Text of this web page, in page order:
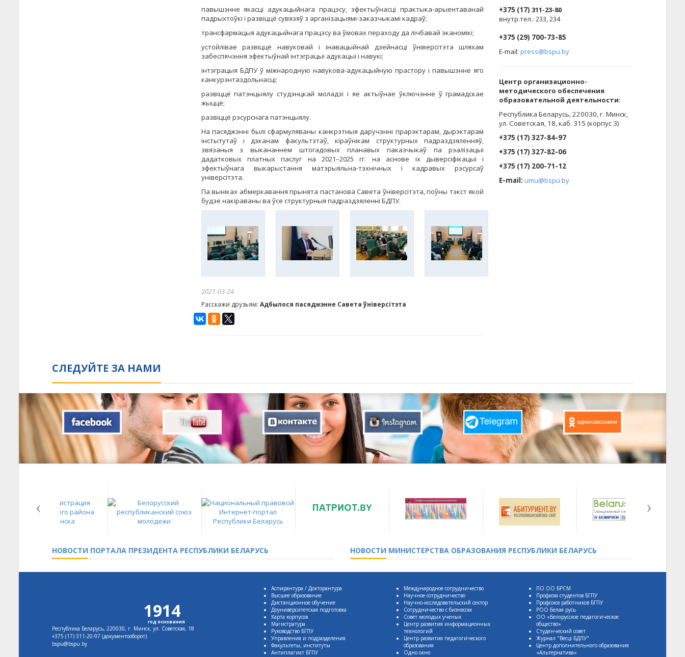
павышэнне якасці адукацыйнага працэсу, эфектыўнасці практыка-арыентаванай
падрыхтоўкі і развіццё сувязяў з арганізацыямі-заказчыкамі кадраў;
трансфармацыя адукацыйнага працэсу ва ўмовах пераходу да лічбавай эканомікі;
устойлівае развіццё навуковай і інавацыйнай дзейнасці ўніверсітэта шляхам
забеспячэння эфектыўнай інтэграцыі адукацыі і навукі;
інтэграцыя БДПУ ў міжнародную навукова-адукацыйную прастору і павышэнне яго
канкурэнтаздольнасці;
развіццё патэнцыялу студэнцкай моладзі і яе актыўнае ўключэнне ў грамадскае
жыццё;
развіццё рэсурснага патэнцыялу.
На пасяджэнні былі сфармуляваны канкрэтныя даручэнні прарэктарам, дырэктарам
інстытутаў і дэканам факультэтаў, кіраўнікам структурных падраздзяленняў,
звязаныя з выкананнем штогадовых планавых паказчыкаў па рэалізацыі
дадатковых платных паслуг на 2021–2025 гг. на аснове іх дыверсіфікацыі і
эфектыўнага выкарыстання матэрыяльна-тэхнічных і кадравых рэсурсаў
універсітэта.
Па выніках абмеркавання прынята пастанова Савета ўніверсітэта, поўны тэкст якой
будзе накіраваны ва ўсе структурныя падраздзяленні БДПУ.
2021-03-24
Расскажи друзьям: Адбылося пасяджэнне Савета ўніверсітэта
+375 (17) 311-23-80
внутр.тел.: 233, 234
+375 (29) 700-73-85
E-mail:press@bspu.by
Центр организационно-
методического обеспечения
образовательной деятельности:
Республика Беларусь, 220030, г. Минск,
ул. Советская, 18, каб. 315 (корпус 3)
+375 (17) 327-84-97
+375 (17) 327-82-06
+375 (17) 200-71-12
E-mail:umu@bspu.by
СЛЕДУЙТЕ ЗА НАМИ
НОВОСТИ ПОРТАЛА ПРЕЗИДЕНТА РЕСПУБЛИКИ БЕЛАРУСЬ НОВОСТИ МИНИСТЕРСТВА ОБРАЗОВАНИЯ РЕСПУБЛИКИ БЕЛАРУСЬ
1914
год основания
Республика Беларусь, 220030, г. Минск, ул. Советская, 18
+375 (17) 311-20-97 (документооборот)
bspu@bspu.by
Аспирантура / Докторантура
Высшее образование
Дистанционное обучение
Доуниверситетская подготовка
Карта корпусов
Магистратура
Руководство БГПУ
Управления и подразделения
Факультеты, институты
Антиплагиат БГПУ
Международное сотрудничество
Научное сотрудничество
Научно-исследовательский сектор
Сотрудничество с бизнесом
Совет молодых ученых
Центр развития информационных
технологий
Центр развития педагогического
образования
Одно окно
ПО ОО БРСМ
Профком студентов БГПУ
Профсоюз работников БГПУ
РОО Белая русь
ОО «Белорусское педагогическое
общество»
Студенческий совет
Журнал "Весцi БДПУ"
Центр дополнительного образования
«Альтернатива»